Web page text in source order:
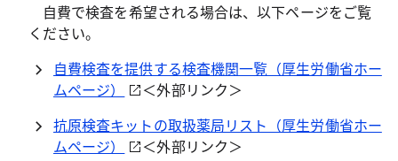
自費で検査を希望される場合は、以下ページをご覧
ください。
自費検査を提供する検査機関一覧（厚生労働省ホー
ムページ）
＜外部リンク＞
抗原検査キットの取扱薬局リスト（厚生労働省ホー
ムページ）
＜外部リンク＞